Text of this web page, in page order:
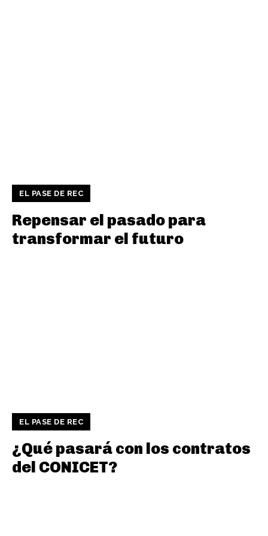
EL PASE DE REC
Repensar el pasado para
transformar el futuro
EL PASE DE REC
¿Qué pasará con los contratos
del CONICET?